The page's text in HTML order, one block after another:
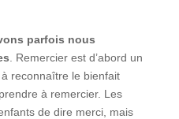
parfois nous
. Remercier est d’abord un
reconnaître le bienfait
à remercier. Les
de dire merci, mais